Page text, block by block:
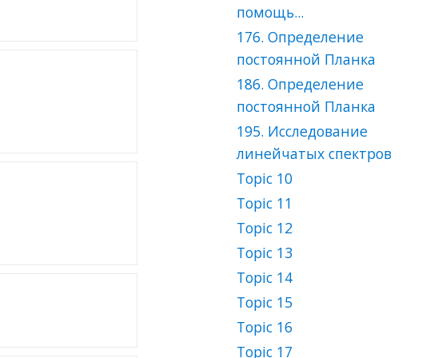
помощь...
176. Определение
постоянной Планка
186. Определение
постоянной Планка
195. Исследование
линейчатых спектров
Topic 10
Topic 11
Topic 12
Topic 13
Topic 14
Topic 15
Topic 16
Topic 17